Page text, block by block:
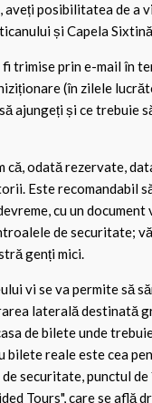
aveți posibilitatea de a
și Capela Sixtină
trimise prin e-mail în
(în zilele
ajungeți și ce trebuie
că, odată rezervate,
Este recomandabil
cu un
de securitate;
genți mici.
vi se va permite să
laterală destinată
de bilete unde
bilete reale este cea
securitate, punctul
Tours", care se află